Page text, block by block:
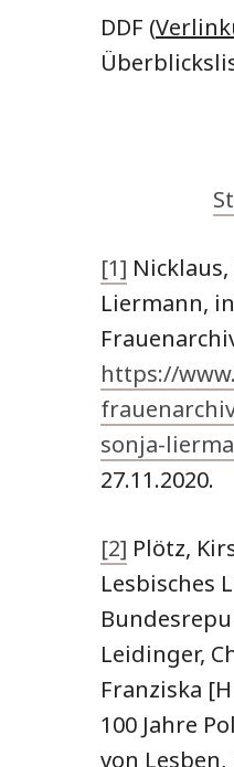
DDF (
[1]
Liermann,
https://
sonja-
27.11.2020.
[2] Plötz,
Lesbisches
Leidinger,
Franziska
100 Jahre
von Lesben,